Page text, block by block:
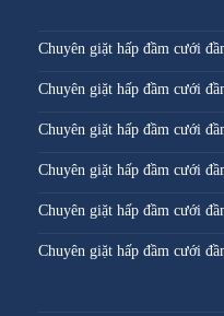
Chuyên giặt hấp đầm cưới
Chuyên giặt hấp đầm cưới
Chuyên giặt hấp đầm cưới
Chuyên giặt hấp đầm cưới
Chuyên giặt hấp đầm cưới
Chuyên giặt hấp đầm cưới